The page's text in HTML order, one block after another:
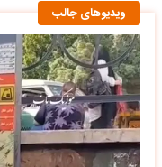
ویدیوهای جالب